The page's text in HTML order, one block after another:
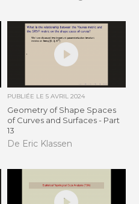
PUBLIÉE LE 5 AVRIL 2024
Geometry of Shape Spaces
of Curves and Surfaces - Part
13
De Eric Klassen